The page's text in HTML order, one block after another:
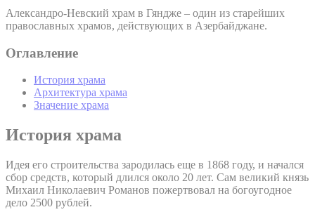
Александро-Невский храм в Гяндже – один из старейших
православных храмов, действующих в Азербайджане.
Оглавление
История храма
Архитектура храма
Значение храма
История храма
Идея его строительства зародилась еще в 1868 году, и начался
сбор средств, который длился около 20 лет. Сам великий князь
Михаил Николаевич Романов пожертвовал на богоугодное
дело 2500 рублей.